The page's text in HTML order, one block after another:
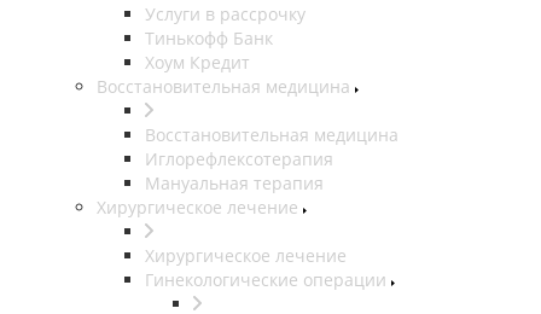
Услуги в рассрочку
Тинькофф Банк
Хоум Кредит
Восстановительная медицина
Восстановительная медицина
Иглорефлексотерапия
Мануальная терапия
Хирургическое лечение
Хирургическое лечение
Гинекологические операции